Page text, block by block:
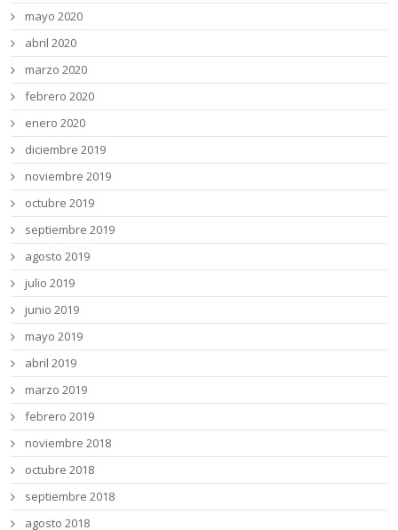
mayo 2020
abril 2020
marzo 2020
febrero 2020
enero 2020
diciembre 2019
noviembre 2019
octubre 2019
septiembre 2019
agosto 2019
julio 2019
junio 2019
mayo 2019
abril 2019
marzo 2019
febrero 2019
noviembre 2018
octubre 2018
septiembre 2018
agosto 2018